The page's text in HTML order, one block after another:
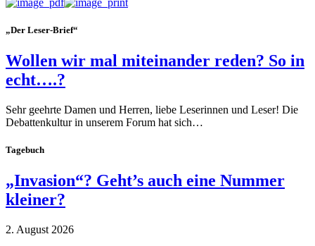
„Der Leser-Brief“
Wollen wir mal miteinander reden? So in
echt….?
Sehr geehrte Damen und Herren, liebe Leserinnen und Leser! Die
Debattenkultur in unserem Forum hat sich…
Tagebuch
„Invasion“? Geht’s auch eine Nummer
kleiner?
2. August 2026